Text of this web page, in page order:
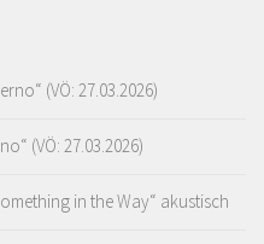
(VÖ: 27.03.2026)
(VÖ: 27.03.2026)
in the Way“ akustisch